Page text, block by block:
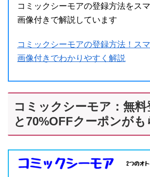
コミックシーモアの登録方法をス
画像付きで解説しています
コミックシーモアの登録方法！ス
画像付きでわかりやすく解説
コミックシーモア：無料
と70%OFFクーポンがも